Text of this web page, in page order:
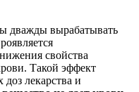
дважды вырабатывать
свойства
Такой эффект
лекарства и